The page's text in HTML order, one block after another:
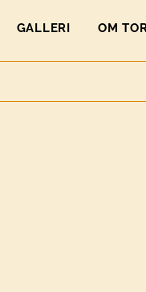
GALLERI OM